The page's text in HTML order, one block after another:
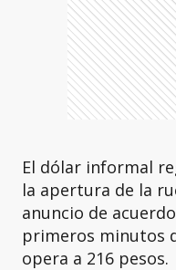
El dólar informal
la apertura de la
anuncio de
primeros minutos
opera a 216 pesos.